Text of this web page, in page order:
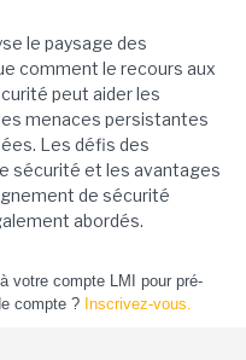
le paysage des
comment le recours aux
peut aider les
menaces persistantes
Les défis des
sécurité et les avantages
de sécurité
abordés.
à votre compte LMI pour pré-
compte ? Inscrivez-vous.